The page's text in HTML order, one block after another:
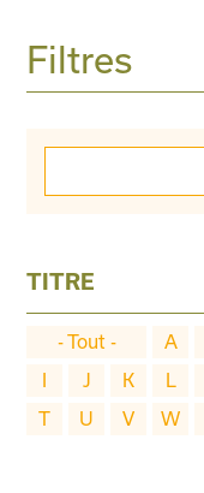
TITRE
- Tout - A
I
J K L
T
U V W